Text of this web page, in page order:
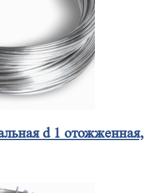
d 1 отожженная,